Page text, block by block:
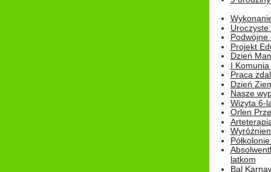
Podwójne
Projekt
Dzień
I
Praca
Dzień
Nasze
Wizyta 6-
Orlen
latkom
Bal